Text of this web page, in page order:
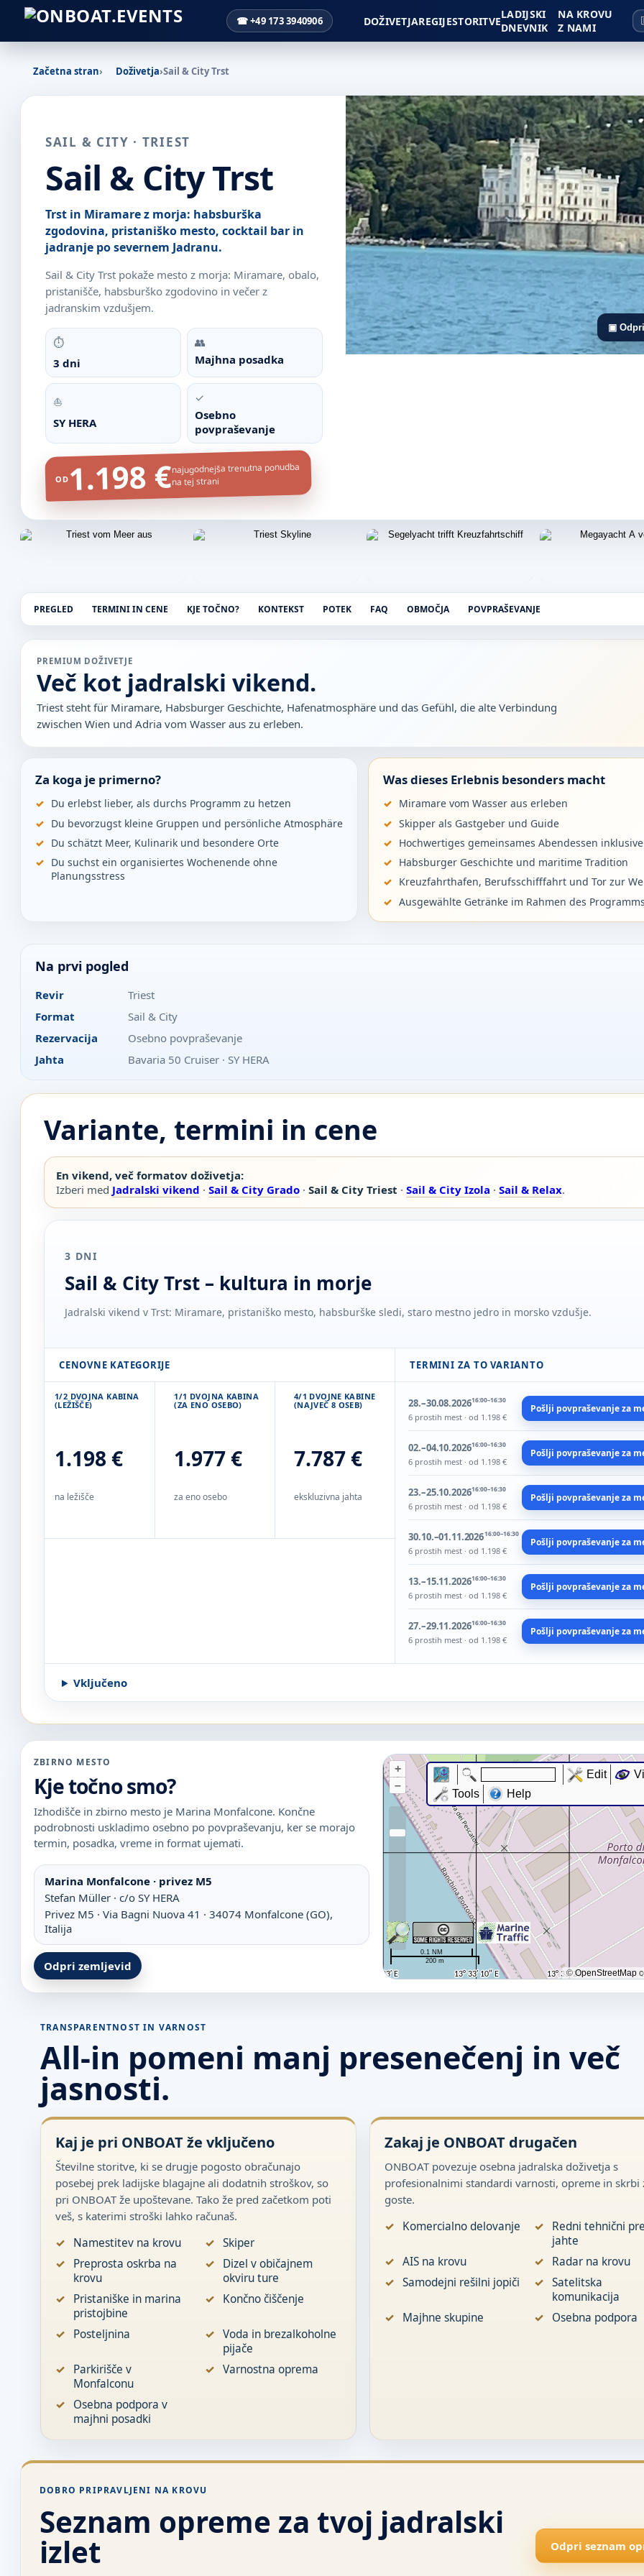
☎ +49 173 3940906 DOŽIVETJAREGIJESTORITVELADIJSKI
DNEVNIK
NA KROVU
Z NAMI
Začetna stran› Doživetja›Sail & City Trst
SAIL & CITY · TRIEST
Sail & City Trst
Trst in Miramare z morja: habsburška
zgodovina, pristaniško mesto, cocktail bar in
jadranje po severnem Jadranu.
Sail & City Trst pokaže mesto z morja: Miramare, obalo,
pristanišče, habsburško zgodovino in večer z
jadranskim vzdušjem.
⏱
3 dni
👥
Majhna posadka
⛵
SY HERA
✓
Osebno
povpraševanje
OD1.198 €najugodnejša trenutna ponudba
na tej strani
▣
PREGLED TERMINI IN CENE KJE TOČNO? KONTEKST POTEK FAQ OBMOČJA POVPRAŠEVANJE
PREMIUM DOŽIVETJE
Več kot jadralski vikend.
Triest steht für Miramare, Habsburger Geschichte, Hafenatmosphäre und das Gefühl, die alte Verbindung
zwischen Wien und Adria vom Wasser aus zu erleben.
Za koga je primerno?
Du erlebst lieber, als durchs Programm zu hetzen
Du bevorzugst kleine Gruppen und persönliche Atmosphäre
Du schätzt Meer, Kulinarik und besondere Orte
Du suchst ein organisiertes Wochenende ohne
Planungsstress
Was dieses Erlebnis besonders macht
Miramare vom Wasser aus erleben
Skipper als Gastgeber und Guide
Hochwertiges gemeinsames Abendessen inklusive
Habsburger Geschichte und maritime Tradition
Kreuzfahrthafen, Berufsschifffahrt und Tor zur
Ausgewählte Getränke im Rahmen des
Na prvi pogled
Revir
Triest
Format
Sail & City
Rezervacija
Osebno povpraševanje
Jahta
Bavaria 50 Cruiser · SY HERA
Variante, termini in cene
En vikend, več formatov doživetja:
Izberi med Jadralski vikend · Sail & City Grado · Sail & City Triest · Sail & City Izola · Sail & Relax.
3 DNI
Sail & City Trst – kultura in morje
Jadralski vikend v Trst: Miramare, pristaniško mesto, habsburške sledi, staro mestno jedro in morsko vzdušje.
CENOVNE KATEGORIJE
1/2 DVOJNA KABINA
(LEŽIŠČE)
1.198 €
na ležišče
1/1 DVOJNA KABINA
(ZA ENO OSEBO)
1.977 €
za eno osebo
4/1 DVOJNE KABINE
(NAJVEČ 8 OSEB)
7.787 €
ekskluzivna jahta
TERMINI ZA TO VARIANTO
28.–30.08.202616:00–16:30
6 prostih mest · od 1.198 €
Pošlji povpraševanje za
02.–04.10.202616:00–16:30
6 prostih mest · od 1.198 €
Pošlji povpraševanje za
23.–25.10.202616:00–16:30
6 prostih mest · od 1.198 €
Pošlji povpraševanje za
30.10.–01.11.202616:00–16:30
6 prostih mest · od 1.198 €
Pošlji povpraševanje za
13.–15.11.202616:00–16:30
6 prostih mest · od 1.198 €
Pošlji povpraševanje za
27.–29.11.202616:00–16:30
6 prostih mest · od 1.198 €
Pošlji povpraševanje za
Vključeno
ZBIRNO MESTO
Kje točno smo?
Izhodišče in zbirno mesto je Marina Monfalcone. Končne
podrobnosti uskladimo osebno po povpraševanju, ker se morajo
termin, posadka, vreme in format ujemati.
Marina Monfalcone · privez M5
Stefan Müller · c/o SY HERA
Privez M5 · Via Bagni Nuova 41 · 34074 Monfalcone (GO),
Italija
Odpri zemljevid
TRANSPARENTNOST IN VARNOST
All-in pomeni manj presenečenj in več
jasnosti.
Kaj je pri ONBOAT že vključeno
Številne storitve, ki se drugje pogosto obračunajo
posebej prek ladijske blagajne ali dodatnih stroškov, so
pri ONBOAT že upoštevane. Tako že pred začetkom poti
veš, s katerimi stroški lahko računaš.
Namestitev na krovu
Skiper
Preprosta oskrba na
krovu
Dizel v običajnem
okviru ture
Pristaniške in marina
pristojbine
Končno čiščenje
Posteljnina
Voda in brezalkoholne
pijače
Parkirišče v
Monfalconu
Varnostna oprema
Osebna podpora v
majhni posadki
Zakaj je ONBOAT drugačen
ONBOAT povezuje osebna jadralska doživetja s
profesionalnimi standardi varnosti, opreme in skrbi
goste.
Komercialno delovanje
Redni tehnični
jahte
AIS na krovu
Radar na krovu
Samodejni rešilni jopiči
Satelitska
komunikacija
Majhne skupine
Osebna podpora
DOBRO PRIPRAVLJENI NA KROVU
Seznam opreme za tvoj jadralski
izlet Odpri seznam